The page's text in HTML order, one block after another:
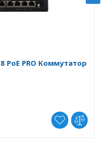
PoE PRO Коммутатор